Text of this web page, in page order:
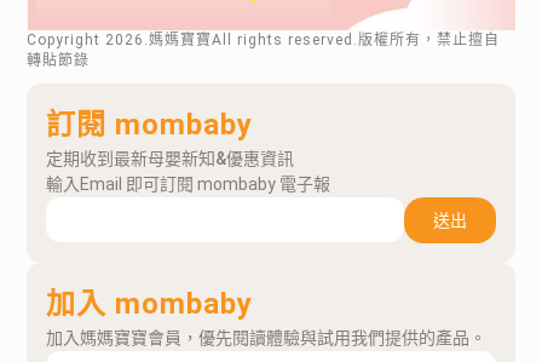
Copyright 2026 .媽媽寶寶All rights reserved.版權所有，禁止擅自
轉貼節錄
訂閱 mombaby
定期收到最新母嬰新知&優惠資訊
輸入Email 即可訂閱 mombaby 電子報
送出
加入 mombaby
加入媽媽寶寶會員，優先閱讀體驗與試用我們提供的產品。